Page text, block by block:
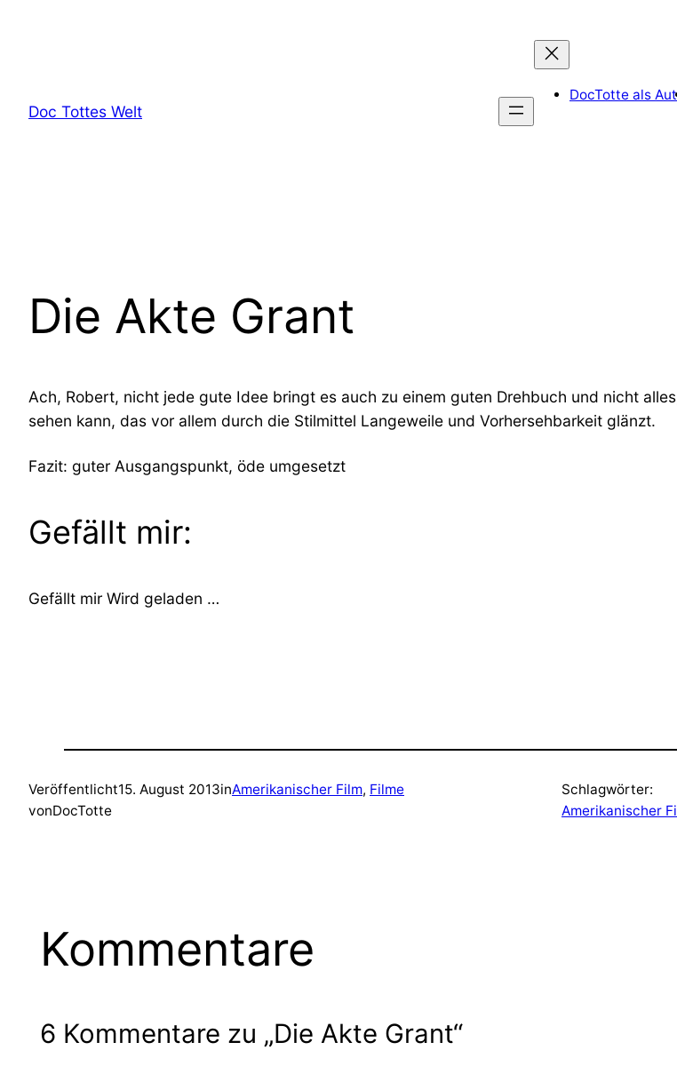
Doc Tottes Welt
DocTotte als
Die Akte Grant
Ach, Robert, nicht jede gute Idee bringt es auch zu einem guten Drehbuch und nicht
sehen kann, das vor allem durch die Stilmittel Langeweile und Vorhersehbarkeit glänzt.
Fazit: guter Ausgangspunkt, öde umgesetzt
Gefällt mir:
Gefällt mir Wird geladen …
Veröffentlicht15. August 2013inAmerikanischer Film, Filme
vonDocTotte
Schlagwörter:
Amerikanischer
Kommentare
6 Kommentare zu „Die Akte Grant“